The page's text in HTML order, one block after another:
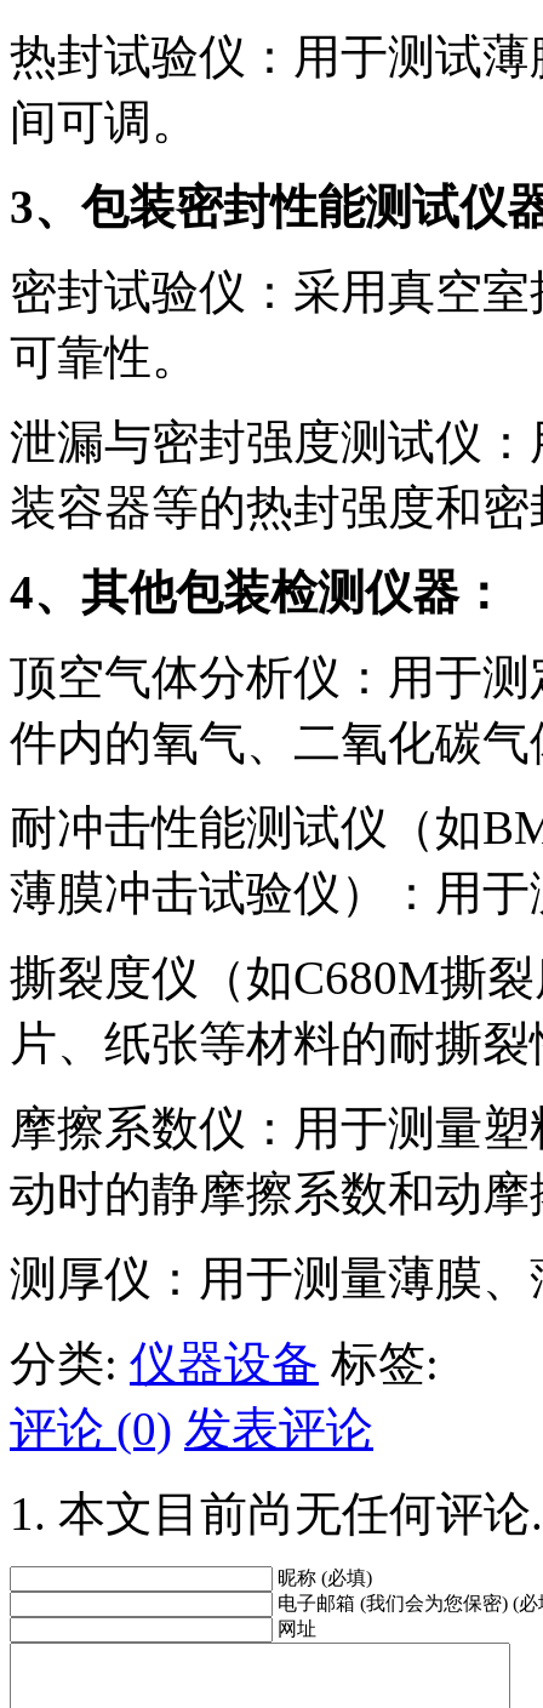
热封试验仪：用于测试
间可调。
3、包装密封性能测试仪
密封试验仪：采用真空
可靠性。
泄漏与密封强度测试仪
装容器等的热封强度和
4、其他包装检测仪器：
顶空气体分析仪：用于
件内的氧气、二氧化碳
耐冲击性能测试仪（如
薄膜冲击试验仪）：用
撕裂度仪（如C680M撕
片、纸张等材料的耐撕
摩擦系数仪：用于测量
动时的静摩擦系数和动
测厚仪：用于测量薄膜
分类: 仪器设备 标签:
评论 (0) 发表评论
本文目前尚无任何评论.
昵称 (必填)
电子邮箱 (我们会为您保密) (必
网址